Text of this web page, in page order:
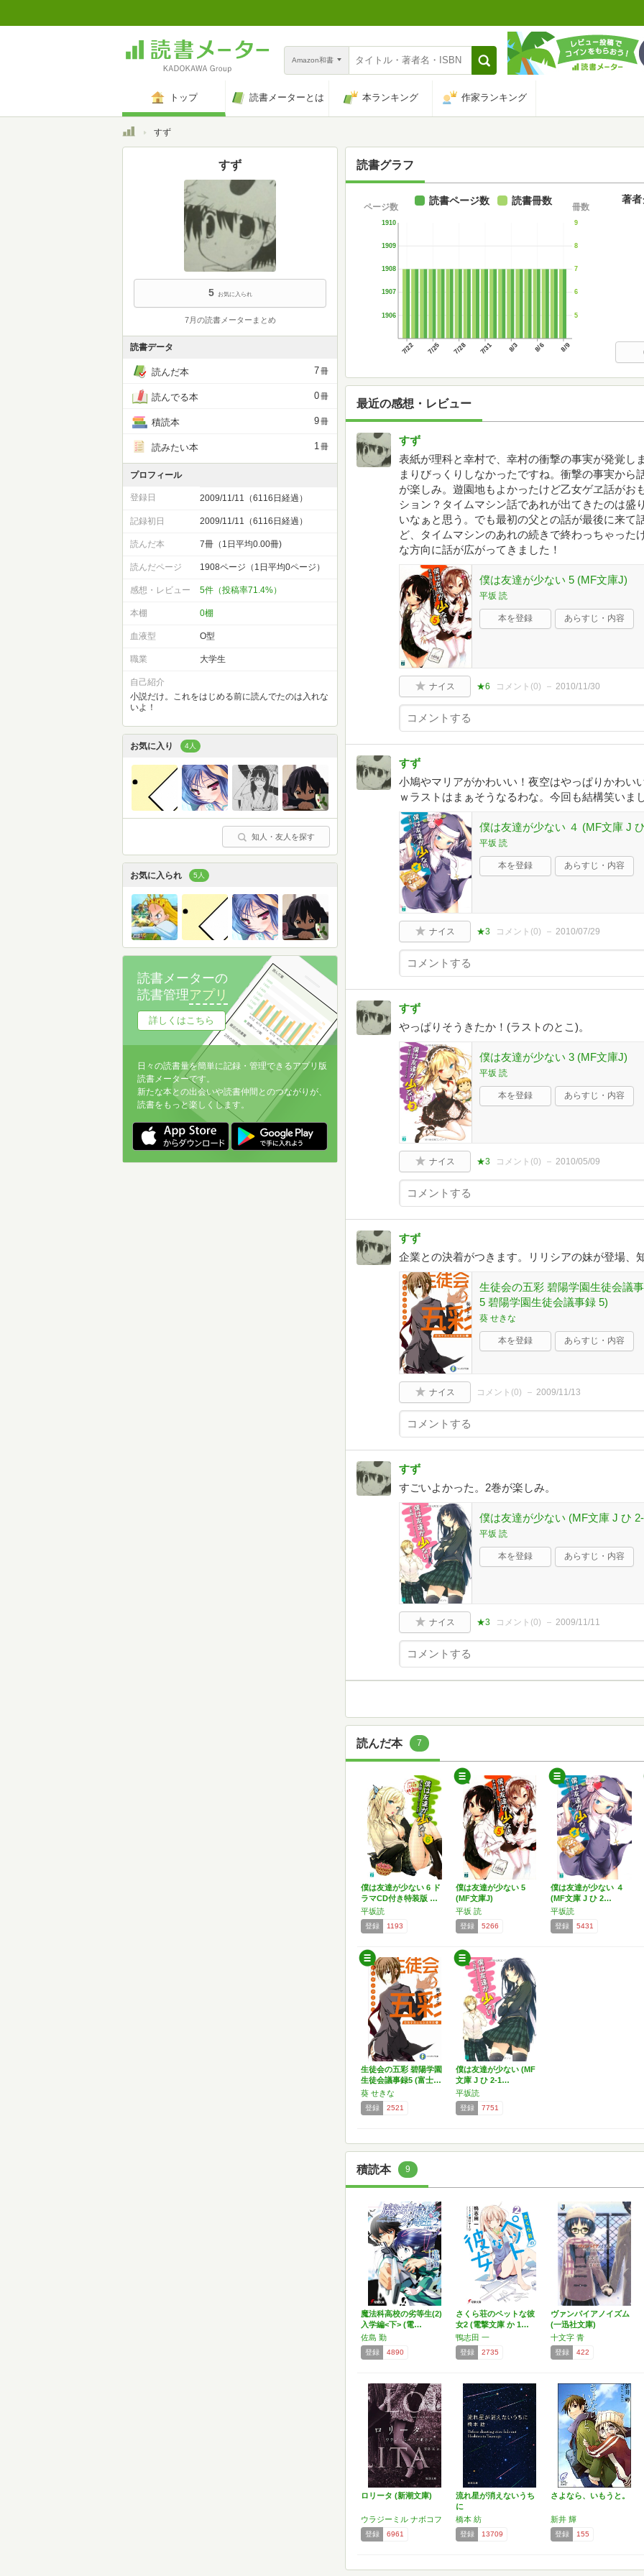
Amazon和書
トップ 読書メーターとは 本ランキング 作家ランキング
トップすず
読書グラフ
7/22 7/25 7/28 7/31 8/3 8/6 8/9
1906
1907
1908
1909
1910
ページ数
5
6
7
8
9
冊数
読書ページ数 読書冊数 著者
最近の感想・レビュー
すず
表紙が理科と幸村で、幸村の衝撃の事実が発覚し
まりびっくりしなかったですね。衝撃の事実から
が楽しみ。遊園地もよかったけど乙女ゲヱ話がお
ション？タイムマシン話であれが出てきたのは盛
いなぁと思う。でも最初の父との話が最後に来て
ど、タイムマシンのあれの続きで終わっちゃった
な方向に話が広がってきました！
僕は友達が少ない 5 (MF文庫J)
平坂 読
本を登録 あらすじ・内容
ナイス ★6 コメント(0) 2010/11/30
すず
小鳩やマリアがかわいい！夜空はやっぱりかわい
ｗラストはまぁそうなるわな。今回も結構笑いま
僕は友達が少ない ４ (MF文庫 J
平坂 読
本を登録 あらすじ・内容
ナイス ★3 コメント(0) 2010/07/29
すず
やっぱりそうきたか！(ラストのとこ)。
僕は友達が少ない 3 (MF文庫J)
平坂 読
本を登録 あらすじ・内容
ナイス ★3 コメント(0) 2010/05/09
すず
企業との決着がつきます。リリシアの妹が登場、
生徒会の五彩 碧陽学園生徒会議
5 碧陽学園生徒会議事録 5)
葵 せきな
本を登録 あらすじ・内容
ナイス コメント(0) 2009/11/13
すず
すごいよかった。2巻が楽しみ。
僕は友達が少ない (MF文庫 J ひ
平坂 読
本を登録 あらすじ・内容
ナイス ★3 コメント(0) 2009/11/11
読んだ本 7
僕は友達が少ない 6 ド
ラマCD付き特装版 …
平坂読
登録 1193
僕は友達が少ない 5
(MF文庫J)
平坂 読
登録 5266
僕は友達が少ない ４
(MF文庫 J ひ 2…
平坂読
登録 5431
生徒会の五彩 碧陽学園
生徒会議事録5 (富士…
葵 せきな
登録 2521
僕は友達が少ない (MF
文庫 J ひ 2-1…
平坂読
登録 7751
積読本 9
魔法科高校の劣等生(2)
入学編<下> (電…
佐島 勤
登録 4890
さくら荘のペットな彼
女2 (電撃文庫 か 1…
鴨志田 一
登録 2735
ヴァンパイアノイズム
(一迅社文庫)
十文字 青
登録 422
ロリータ (新潮文庫)
ウラジーミル ナボコフ
登録 6961
流れ星が消えないうち
に
橋本 紡
登録 13709
さよなら、いもうと。
新井 輝
登録 155
すず
5 お気に入られ
7月の読書メーターまとめ
読書データ
読んだ本 7冊
読んでる本 0冊
積読本 9冊
読みたい本 1冊
プロフィール
登録日 2009/11/11（6116日経過）
記録初日 2009/11/11（6116日経過）
読んだ本 7冊（1日平均0.00冊)
読んだページ 1908ページ（1日平均0ページ）
感想・レビュー 5件（投稿率71.4%）
本棚 0棚
血液型 O型
職業 大学生
自己紹介
小説だけ。これをはじめる前に読んでたのは入れな
いよ！
お気に入り 4人
知人・友人を探す
お気に入られ 5人
読書メーターの
読書管理アプリ
詳しくはこちら
日々の読書量を簡単に記録・管理できるアプリ版
読書メーターです。
新たな本との出会いや読書仲間とのつながりが、
読書をもっと楽しくします。